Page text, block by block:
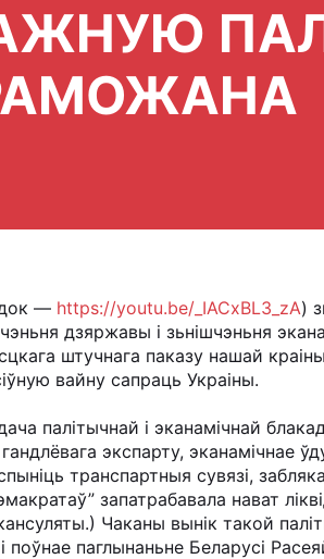
— https://youtu.be/_IACxBL3_zA)
дзяржавы і зьнішчэньня
штучнага паказу нашай
вайну сапраць Украіны.
палітычнай і эканамічнай
экспарту, эканамічнае
транспартныя сувязі,
запатрабавала нават
Чаканы вынік такой
поўнае паглынаньне Беларусі